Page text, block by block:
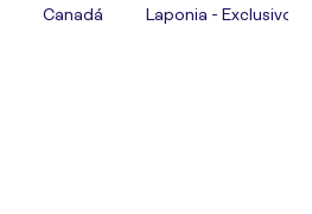
Canadá Laponia - Exclusivo